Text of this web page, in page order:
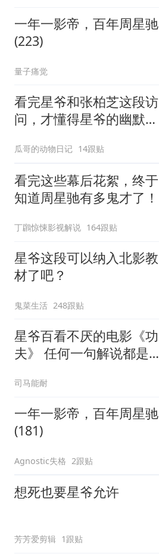
一年一影帝，百年周星驰
(223)
量子痛觉
看完星爷和张柏芝这段访
问，才懂得星爷的幽默真
瓜哥的动物日记 14跟贴
看完这些幕后花絮，终于
知道周星驰有多鬼才了！
丁鸊惊悚影视解说 164跟贴
星爷这段可以纳入北影教
材了吧？
鬼菜生活 248跟贴
星爷百看不厌的电影《功
夫》 任何一句解说都是对
司马能耐
一年一影帝，百年周星驰
(181)
Agnostic失格 2跟贴
想死也要星爷允许
芳芳爱剪辑 1跟贴